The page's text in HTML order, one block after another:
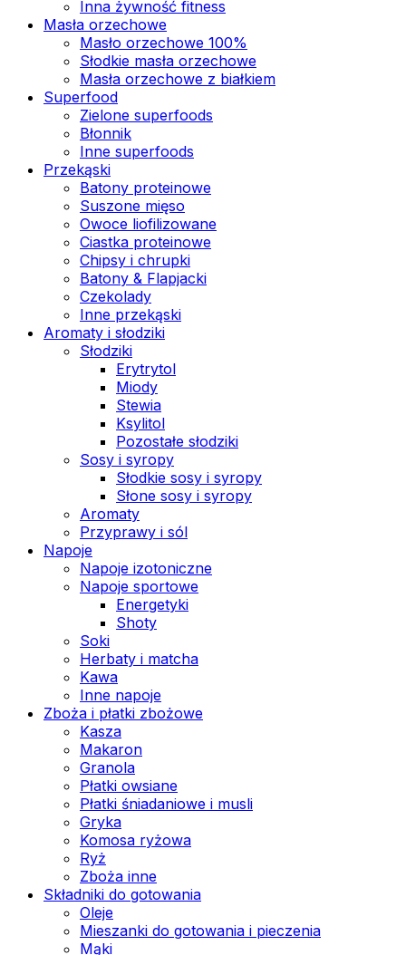
Inna żywność fitness
Masła orzechowe
Masło orzechowe 100%
Słodkie masła orzechowe
Masła orzechowe z białkiem
Superfood
Zielone superfoods
Błonnik
Inne superfoods
Przekąski
Batony proteinowe
Suszone mięso
Owoce liofilizowane
Ciastka proteinowe
Chipsy i chrupki
Batony & Flapjacki
Czekolady
Inne przekąski
Aromaty i słodziki
Słodziki
Erytrytol
Miody
Stewia
Ksylitol
Pozostałe słodziki
Sosy i syropy
Słodkie sosy i syropy
Słone sosy i syropy
Aromaty
Przyprawy i sól
Napoje
Napoje izotoniczne
Napoje sportowe
Energetyki
Shoty
Soki
Herbaty i matcha
Kawa
Inne napoje
Zboża i płatki zbożowe
Kasza
Makaron
Granola
Płatki owsiane
Płatki śniadaniowe i musli
Gryka
Komosa ryżowa
Ryż
Zboża inne
Składniki do gotowania
Oleje
Mieszanki do gotowania i pieczenia
Mąki